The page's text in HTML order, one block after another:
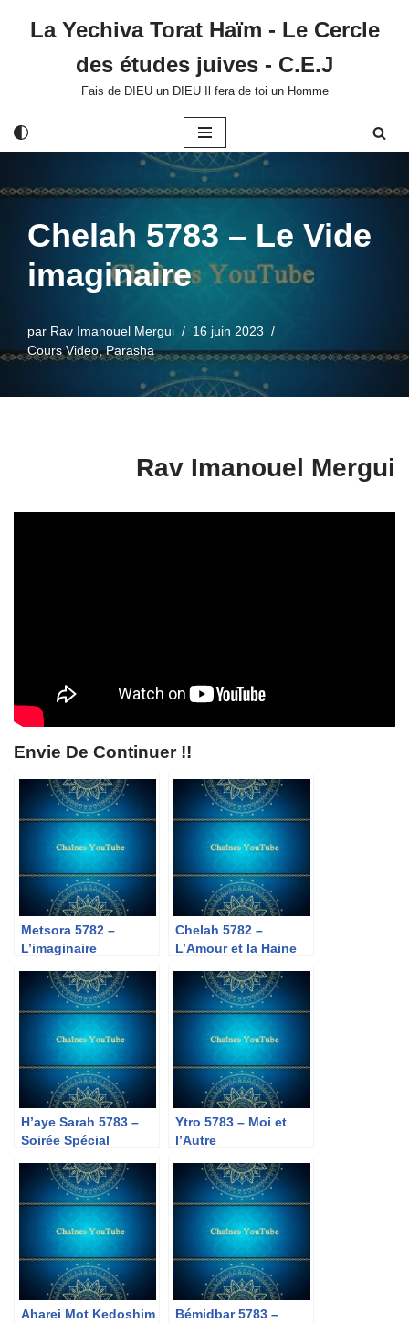
La Yechiva Torat Haïm - Le Cercle
des études juives - C.E.J
Fais de DIEU un DIEU Il fera de toi un Homme
Chelah 5783 – Le Vide
imaginaire
par Rav Imanouel Mergui
16 juin 2023
Cours Video,Parasha
Rav Imanouel Mergui
Envie De Continuer !!
Metsora 5782 –
L’imaginaire
Chelah 5782 –
L’Amour et la Haine
H’aye Sarah 5783 –
Soirée Spécial
Ytro 5783 – Moi et
l’Autre
Aharei Mot Kedoshim
Bémidbar 5783 –